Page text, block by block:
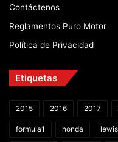
Contáctenos
Reglamentos Puro Motor
Política de Privacidad
Etiquetas
2015 2016 2017
formula1 honda